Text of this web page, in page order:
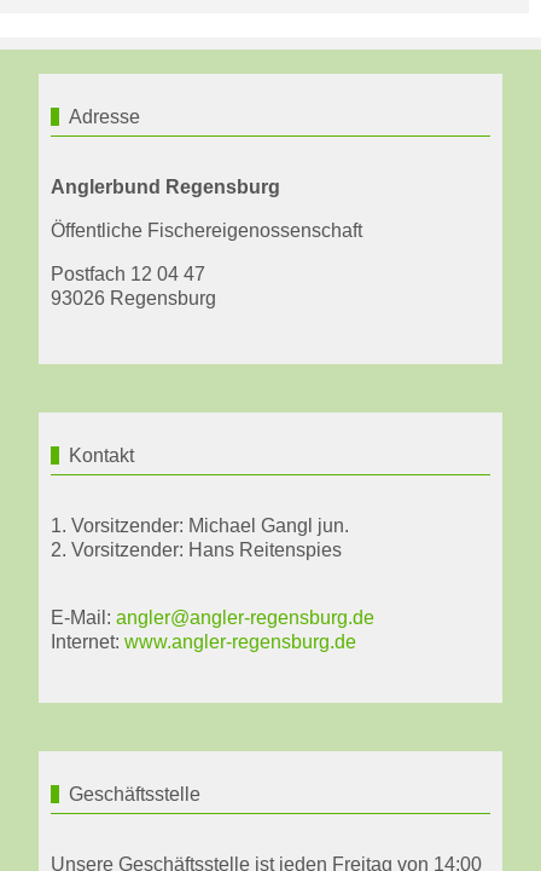
Adresse
Anglerbund Regensburg
Öffentliche Fischereigenossenschaft
Postfach 12 04 47
93026 Regensburg
Kontakt
1. Vorsitzender: Michael Gangl jun.
2. Vorsitzender: Hans Reitenspies
E-Mail: angler@angler-regensburg.de
Internet: www.angler-regensburg.de
Geschäftsstelle
Unsere Geschäftsstelle ist jeden Freitag von 14:00